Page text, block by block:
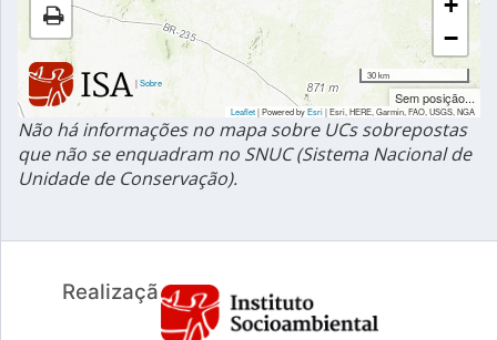
|Sobre
−
30 km
Sem posição...
Leaflet| Powered byEsri|Esri, HERE, Garmin, FAO, USGS, NGA
Não há informações no mapa sobre UCs sobrepostas
que não se enquadram no SNUC (Sistema Nacional de
Unidade de Conservação).